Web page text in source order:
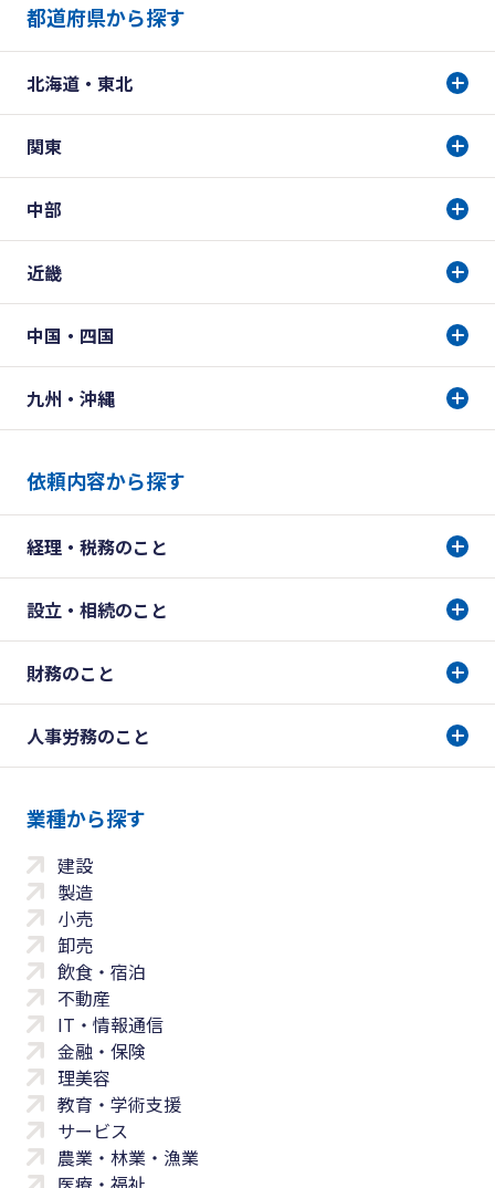
都道府県から探す
北海道・東北
関東
中部
近畿
中国・四国
九州・沖縄
依頼内容から探す
経理・税務のこと
設立・相続のこと
財務のこと
人事労務のこと
業種から探す
建設
製造
小売
卸売
飲食・宿泊
不動産
IT・情報通信
金融・保険
理美容
教育・学術支援
サービス
農業・林業・漁業